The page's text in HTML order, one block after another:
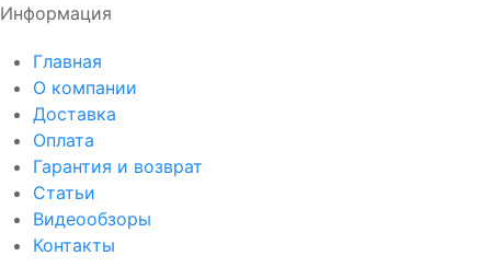
Информация
Главная
О компании
Доставка
Оплата
Гарантия и возврат
Статьи
Видеообзоры
Контакты